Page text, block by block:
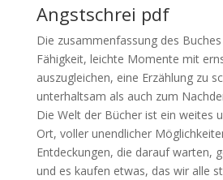
Angstschrei pdf
Die zusammenfassung des
Fähigkeit, leichte Momente mit
auszugleichen, eine Erzählung zu
unterhaltsam als auch zum
Die Welt der Bücher ist ein weites
Ort, voller unendlicher
Entdeckungen, die darauf warten,
und es kaufen etwas, das wir alle